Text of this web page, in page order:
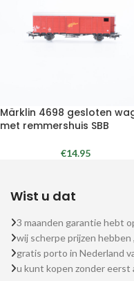
Märklin 4698 gesloten
met remmershuis SBB
€14.95
Wist u dat
3 maanden garantie hebt
wij scherpe prijzen
gratis porto in Nederland
u kunt kopen zonder eerst